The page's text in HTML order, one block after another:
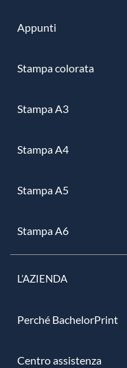
Appunti
Stampa colorata
Stampa A3
Stampa A4
Stampa A5
Stampa A6
L’AZIENDA
Perché BachelorPrint
Centro assistenza